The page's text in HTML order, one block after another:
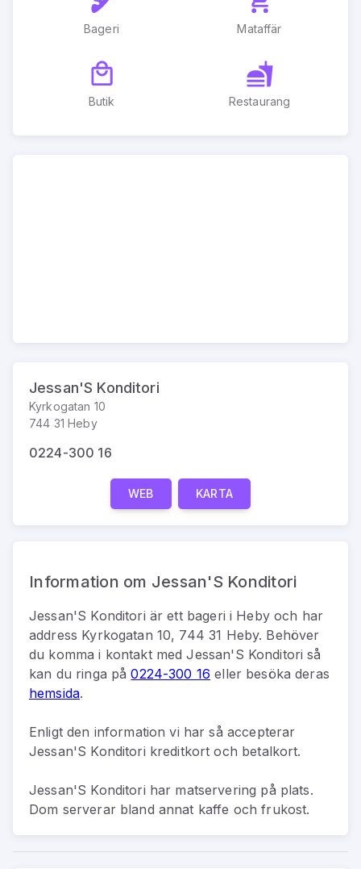
Bageri Mataffär
Butik Restaurang
Jessan'S Konditori
Kyrkogatan 10
744 31 Heby
0224-300 16
WEB KARTA
Information om Jessan'S Konditori
Jessan'S Konditori ärett bageri i Hebyoch har
address Kyrkogatan 10, 744 31 Heby. Behöver
du komma i kontakt medJessan'S Konditori så
kan du ringa på0224-300 16 eller besöka deras
hemsida.
Enligt den information vi har så accepterar
Jessan'S Konditori kreditkort och betalkort.
Jessan'S Konditori har matservering på plats.
Dom serverar bland annat kaffe och frukost.